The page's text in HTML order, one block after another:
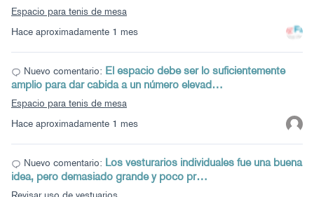
Hace aproximadamente 1 mes
Espacio para tenis de mesa
Hace aproximadamente 1 mes
Nuevo comentario: El espacio debe ser lo suficientemente
amplio para dar cabida a un número elevad…
Espacio para tenis de mesa
Nuevo comentario: Los vesturarios individuales fue una buena
idea, pero demasiado grande y poco pr…